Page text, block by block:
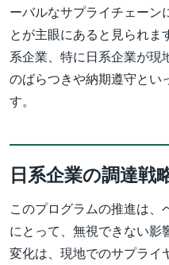
ーバルなサプライチェーン
とが主眼にあると見られま
系企業、特に日系企業が現
のばらつきや納期遵守とい
す。
日系企業の調達戦
このプログラムの推進は、
にとって、無視できない影
変化は、現地でのサプライ